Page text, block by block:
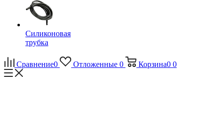
Силиконовая
трубка
Сравнение0 Отложенные 0 Корзина0 0